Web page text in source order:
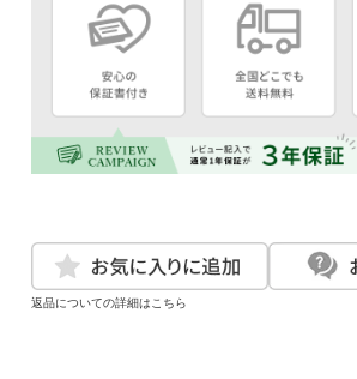
返品についての詳細はこちら